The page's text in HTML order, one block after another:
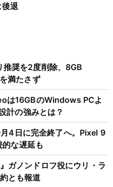
退
奨を2度削除、8GB
満たさず
は16GBのWindows PCよ
計の強みとは？
4日に完全終了へ。Pixel 9
な遅延も
ガノンドロフ役にウリ・ラ
とも報道